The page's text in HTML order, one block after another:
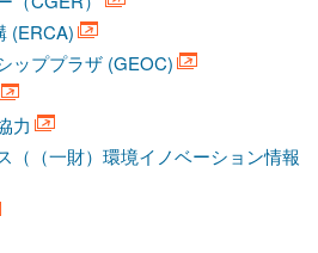
(ERCA)
ッププラザ (GEOC)
力
（（一財）環境イノベーション情報